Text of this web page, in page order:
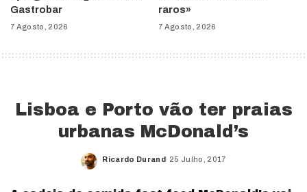
Gastrobar
7 Agosto, 2026
raros»
7 Agosto, 2026
Lisboa e Porto vão ter praias
urbanas McDonald’s
Posted
Ricardo Durand 25 Julho, 2017